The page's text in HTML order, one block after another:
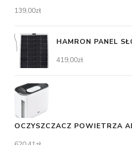
139,00zł
HAMRON PANEL
419,00zł
OCZYSZCZACZ POWIETRZA